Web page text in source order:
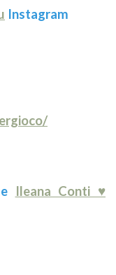
Instagram
Ileana Conti ♥